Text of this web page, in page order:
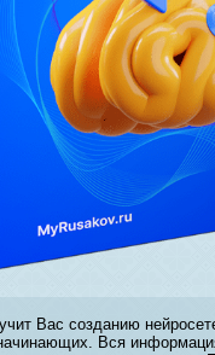
Вас созданию
Вся